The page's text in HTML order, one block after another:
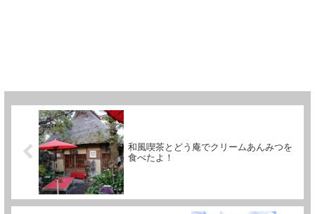
和風喫茶とどう庵でクリームあんみつを
食べたよ！